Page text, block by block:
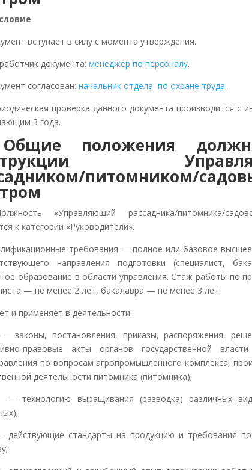
вступает в силу с момента утверждения.
документа:менеджер по персоналу.
согласован:начальник отдела по охране труда.
проверка данного документа производится с
3 года.
положения
питомником/
«Управляющий рассадника/питомника/
к категории «Руководители».
требования — полное или базовое
направления подготовки (специалист,
образование в области управления. Стаж работы по
— не менее 2 лет, бакалавра — не менее 3 лет.
и применяет в деятельности:
постановления, приказы, распоряжения,
правовые акты органов государственной
по вопросам агропромышленного комплекса,
деятельности питомника (питомника);
выращивания (разводка) различных
стандарты на продукцию и требования